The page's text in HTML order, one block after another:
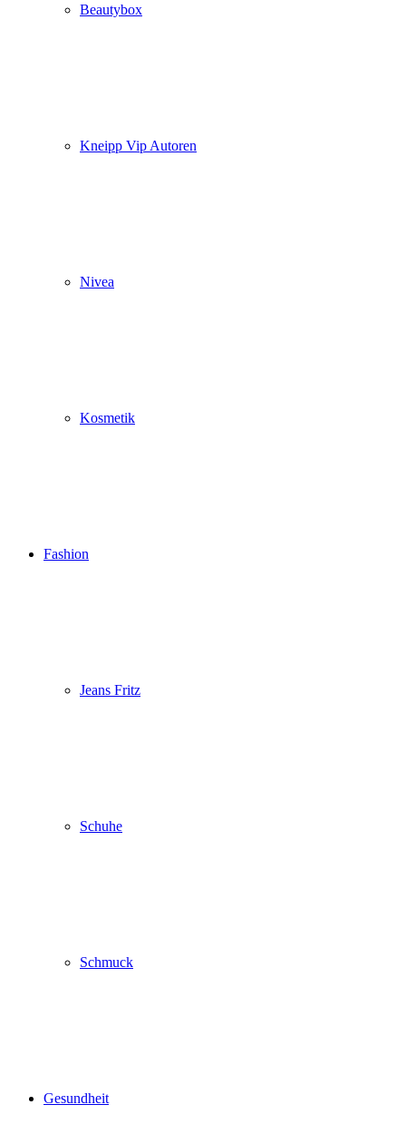
Beautybox
Kneipp Vip Autoren
Nivea
Kosmetik
Fashion
Jeans Fritz
Schuhe
Schmuck
Gesundheit